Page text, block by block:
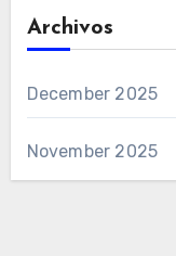
Archivos
December 2025
November 2025